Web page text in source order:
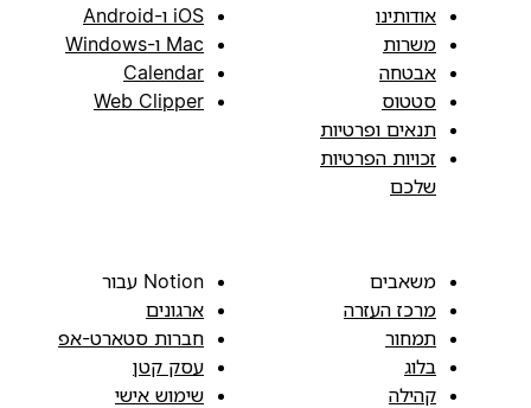
אודותינו
משרות
אבטחה
סטטוס
תנאים ופרטיות
זכויות הפרטיות
שלכם
iOS ו-Android
Mac ו-Windows
Calendar
Web Clipper
משאבים
מרכז העזרה
תמחור
בלוג
קהילה
Notion עבור
ארגונים
חברות סטארט-אפ
עסק קטן
שימוש אישי